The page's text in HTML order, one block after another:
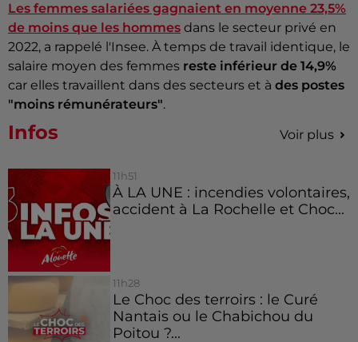
Les femmes salariées gagnaient en moyenne 23,5%
de moins que les hommes dans le secteur privé en
2022, a rappelé l'Insee. À temps de travail identique, le
salaire moyen des femmes reste inférieur de 14,9%
car elles travaillent dans des secteurs et à des postes
"moins rémunérateurs".
Infos Voir plus
11h51
À LA UNE : incendies volontaires,
accident à La Rochelle et Choc...
11h28
Le Choc des terroirs : le Curé
Nantais ou le Chabichou du
Poitou ?...